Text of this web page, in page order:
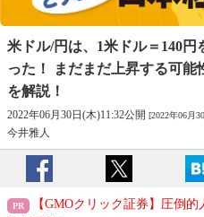
米ドル/円は、1米ドル＝140円
った！ まだまだ上昇する可能
を解説！
2022年06月30日(木)11:32公開 [2022年06月
今井雅人
【GMOクリック証券】圧倒